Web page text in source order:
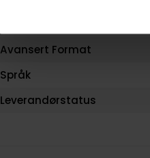
Avansert Format
Språk
Leverandørstatus